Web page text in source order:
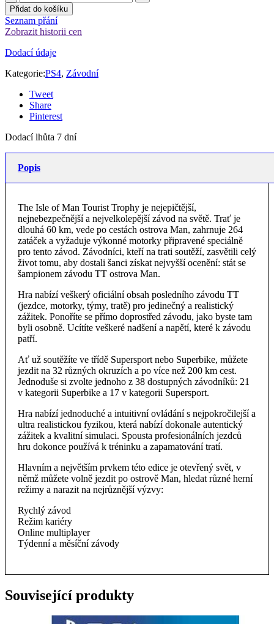
Přidat do košíku
Seznam přání
Zobrazit historii cen
Dodací údaje
Kategorie:PS4, Závodní
Tweet
Share
Pinterest
Dodací lhůta 7 dní
Popis
The Isle of Man Tourist Trophy je nejepičtější,
nejnebezpečnější a nejvelkolepější závod na světě. Trať je
dlouhá 60 km, vede po cestách ostrova Man, zahrnuje 264
zatáček a vyžaduje výkonné motorky připravené speciálně
pro tento závod. Závodníci, kteří na trati soutěží, zasvětili celý
život tomu, aby dostali šanci získat nejvyšší ocenění: stát se
šampionem závodu TT ostrova Man.
Hra nabízí veškerý oficiální obsah posledního závodu TT
(jezdce, motorky, týmy, tratě) pro jedinečný a realistický
zážitek. Ponoříte se přímo doprostřed závodu, jako byste tam
byli osobně. Ucítíte veškeré nadšení a napětí, které k závodu
patří.
Ať už soutěžíte ve třídě Supersport nebo Superbike, můžete
jezdit na 32 různých okruzích a po více než 200 km cest.
Jednoduše si zvolte jednoho z 38 dostupných závodníků: 21
v kategorii Superbike a 17 v kategorii Supersport.
Hra nabízí jednoduché a intuitivní ovládání s nejpokročilejší a
ultra realistickou fyzikou, která nabízí dokonale autentický
zážitek a kvalitní simulaci. Spousta profesionálních jezdců
hru dokonce používá k tréninku a zapamatování tratí.
Hlavním a největším prvkem této edice je otevřený svět, v
němž můžete volně jezdit po ostrově Man, hledat různé herní
režimy a narazit na nejrůznější výzvy:
Rychlý závod
Režim kariéry
Online multiplayer
Týdenní a měsíční závody
Související produkty